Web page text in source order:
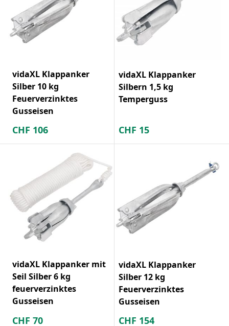
vidaXL Klappanker
Silber 10 kg
Feuerverzinktes
Gusseisen
CHF 106
vidaXL Klappanker
Silbern 1,5 kg
Temperguss
CHF 15
vidaXL Klappanker mit
Seil Silber 6 kg
feuerverzinktes
Gusseisen
CHF 70
vidaXL Klappanker
Silber 12 kg
Feuerverzinktes
Gusseisen
CHF 154